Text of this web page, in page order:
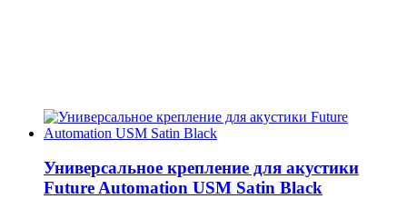
Универсальное крепление для акустики
Future Automation USM Satin Black